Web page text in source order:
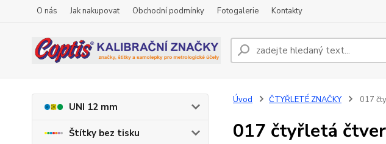
O nás Jak nakupovat Obchodní podmínky Fotogalerie Kontakty
UNI 12 mm
Štítky bez tisku
Úvod ČTYŘLETÉ ZNAČKY 017
017 čtyřletá